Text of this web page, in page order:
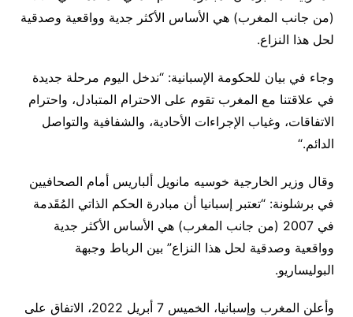
(من جانب المغرب) هي الأساس الأكثر جدية وواقعية وصدقية
لحل هذا النزاع.
وجاء في بيان للحكومة الإسبانية: “ندخل اليوم مرحلة جديدة
في علاقتنا مع المغرب تقوم على الاحترام المتبادل، واحترام
الاتفاقات، وغياب الإجراءات الأحادية، والشفافية والتواصل
الدائم“.
وقال وزير الخارجية خوسيه مانويل ألباريس أمام الصحافيين
في برشلونة: “تعتبر إسبانيا أن مبادرة الحكم الذاتي المُقَدمة
في 2007 (من جانب المغرب) هي الأساس الأكثر جدية
وواقعية وصدقية لحل هذا النزاع” بين الرباط وجبهة
البوليساريو.
وأعلن المغرب وإسبانيا، الخميس 7 أبريل 2022، الاتفاق على